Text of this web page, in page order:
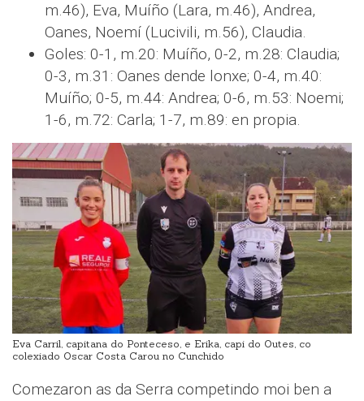
m.46), Eva, Muíño (Lara, m.46), Andrea,
Oanes, Noemí (Lucivili, m.56), Claudia.
Goles: 0-1, m.20: Muíño, 0-2, m.28: Claudia;
0-3, m.31: Oanes dende lonxe; 0-4, m.40:
Muíño; 0-5, m.44: Andrea; 0-6, m.53: Noemi;
1-6, m.72: Carla; 1-7, m.89: en propia.
Eva Carril, capitana do Ponteceso, e Erika, capi do Outes, co
colexiado Oscar Costa Carou no Cunchido
Comezaron as da Serra competindo moi ben a